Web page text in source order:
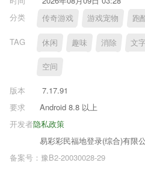
分类
传奇游戏 游戏宠物 跑
TAG 休闲 趣味 消除 文
空间
版本
7.17.91
要求
Android 8.8 以上
隐私政策
开发者
易彩彩民福地登录(综合)有限
备案号：豫B2-20030028-29